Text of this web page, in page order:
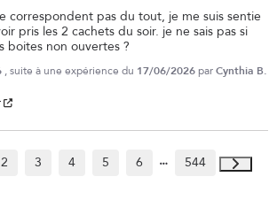
correspondent pas du tout, je me suis sentie
pris les 2 cachets du soir. je ne sais pas si
boites non ouvertes ?
, suite à une expérience du 17/06/2026 parCynthia B.
2 3 4 5 6 544